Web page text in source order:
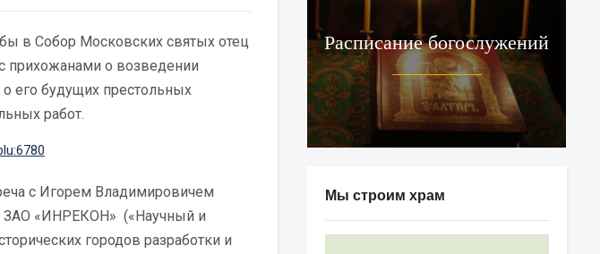
в Собор Московских святых отец
прихожанами о возведении
о его будущих престольных
работ.
с Игорем Владимировичем
ЗАО «ИНРЕКОН» («Научный и
городов разработки и
Расписание богослужений
Мы строим храм